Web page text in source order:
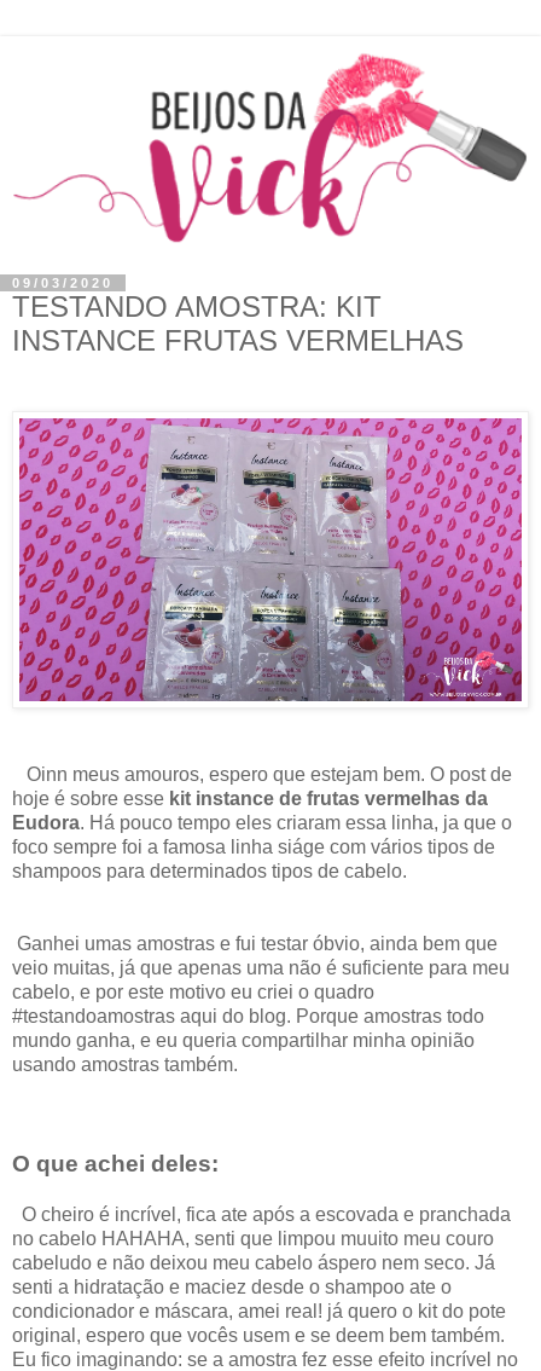
09/03/2020
TESTANDO AMOSTRA: KIT
INSTANCE FRUTAS VERMELHAS
Oinn meus amouros, espero que estejam bem. O post de
hoje é sobre esse kit instance de frutas vermelhas da
Eudora. Há pouco tempo eles criaram essa linha, ja que o
foco sempre foi a famosa linha siáge com vários tipos de
shampoos para determinados tipos de cabelo.
Ganhei umas amostras e fui testar óbvio, ainda bem que
veio muitas, já que apenas uma não é suficiente para meu
cabelo, e por este motivo eu criei o quadro
#testandoamostras aqui do blog. Porque amostras todo
mundo ganha, e eu queria compartilhar minha opinião
usando amostras também.
O que achei deles:
O cheiro é incrível, fica ate após a escovada e pranchada
no cabelo HAHAHA, senti que limpou muuito meu couro
cabeludo e não deixou meu cabelo áspero nem seco. Já
senti a hidratação e maciez desde o shampoo ate o
condicionador e máscara, amei real! já quero o kit do pote
original, espero que vocês usem e se deem bem também.
Eu fico imaginando: se a amostra fez esse efeito incrível no